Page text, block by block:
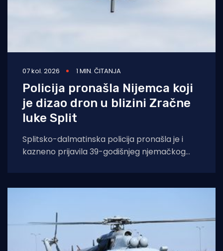
07 kol. 2026 1 MIN. ČITANJA
Policija pronašla Nijemca koji
je dizao dron u blizini Zračne
luke Split
Splitsko-dalmatinska policija pronašla je i
kazneno prijavila 39-godišnjeg njemačkog